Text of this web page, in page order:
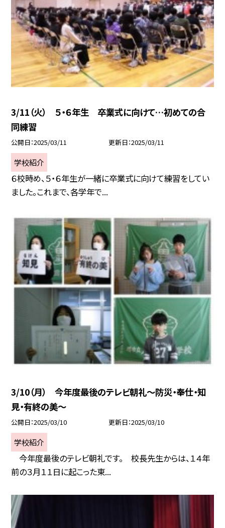
3/11（火） ５・６年生 卒業式に向けて…初めての合
同練習
公開日 2025/03/11 更新日 2025/03/11
学校紹介
６校時め、５・６年生が一緒に卒業式に向けて練習をしてい
ました。これまで、各学年で...
3/10（月） 今年度最後のテレビ朝礼～防災・奉仕・知
見・有終の美～
公開日 2025/03/10 更新日 2025/03/10
学校紹介
今年度最後のテレビ朝礼です。 校長先生からは、１４年
前の３月１１日に起こった東...